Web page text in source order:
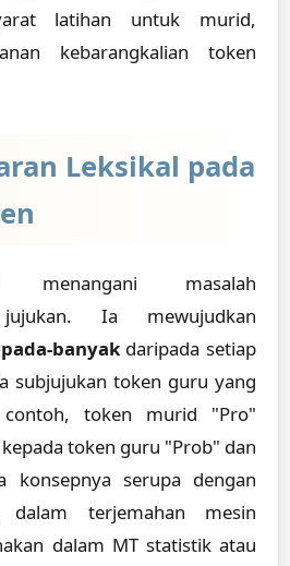
latihan untuk murid,
kebarangkalian token
Leksikal pada
menangani masalah
jujukan. Ia mewujudkan
banyakdaripada setiap
subjujukan token guru yang
contoh, token murid "Pro"
token guru "Prob" dan
konsepnya serupa dengan
dalam terjemahan mesin
dalam MT statistik atau